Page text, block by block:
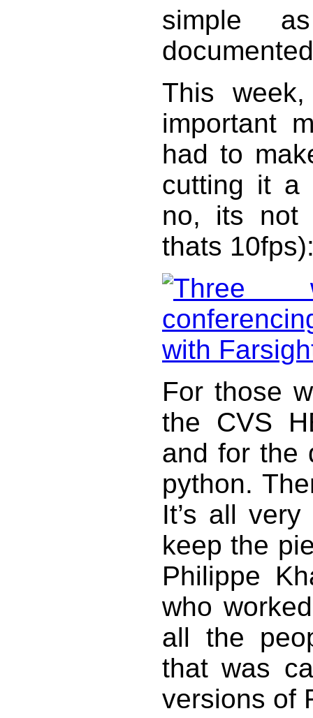
simple
This
important
had to
cutting it a
no, its not
thats
For those
the CVS
and for the
python.
It’s all
keep the
Philippe
who
all the
that was
versions of